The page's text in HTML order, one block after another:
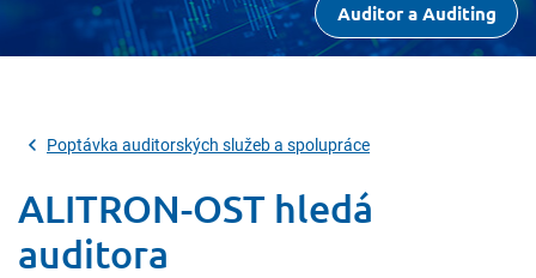
Auditor a Auditing
Poptávka auditorských služeb a spolupráce
ALITRON-OST hledá
auditora